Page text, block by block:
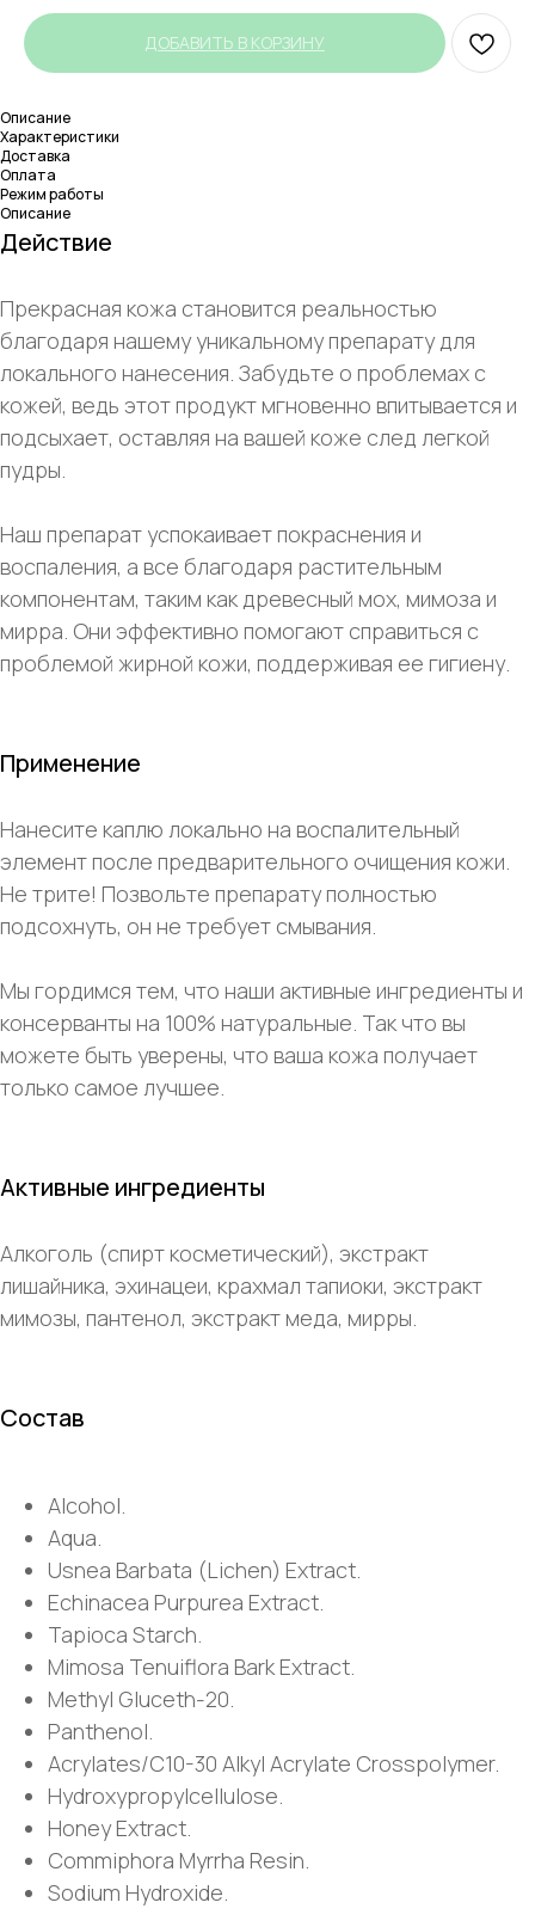
ДОБАВИТЬ В КОРЗИНУ
Описание
Характеристики
Доставка
Оплата
Режим работы
Описание
Действие
Прекрасная кожа становится реальностью
благодаря нашему уникальному препарату для
локального нанесения. Забудьте о проблемах с
кожей, ведь этот продукт мгновенно впитывается и
подсыхает, оставляя на вашей коже след легкой
пудры.
Наш препарат успокаивает покраснения и
воспаления, а все благодаря растительным
компонентам, таким как древесный мох, мимоза и
мирра. Они эффективно помогают справиться с
проблемой жирной кожи, поддерживая ее гигиену.
Применение
Нанесите каплю локально на воспалительный
элемент после предварительного очищения кожи.
Не трите! Позвольте препарату полностью
подсохнуть, он не требует смывания.
Мы гордимся тем, что наши активные ингредиенты и
консерванты на 100% натуральные. Так что вы
можете быть уверены, что ваша кожа получает
только самое лучшее.
Активные ингредиенты
Алкоголь (спирт косметический), экстракт
лишайника, эхинацеи, крахмал тапиоки, экстракт
мимозы, пантенол, экстракт меда, мирры.
Состав
Alcohol.
Aqua.
Usnea Barbata (Lichen) Extract.
Echinacea Purpurea Extract.
Tapioca Starch.
Mimosa Tenuiflora Bark Extract.
Methyl Gluceth-20.
Panthenol.
Acrylates/C10-30 Alkyl Acrylate Crosspolymer.
Hydroxypropylcellulose.
Honey Extract.
Commiphora Myrrha Resin.
Sodium Hydroxide.